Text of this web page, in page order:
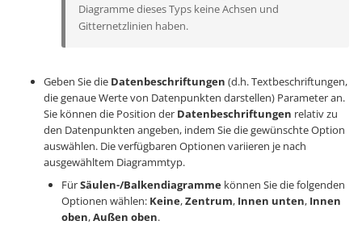
Diagramme dieses Typs keine Achsen und
Gitternetzlinien haben.
Geben Sie die Datenbeschriftungen (d.h. Textbeschriftungen,
die genaue Werte von Datenpunkten darstellen) Parameter an.
Sie können die Position der Datenbeschriftungen relativ zu
den Datenpunkten angeben, indem Sie die gewünschte Option
auswählen. Die verfügbaren Optionen variieren je nach
ausgewähltem Diagrammtyp.
FürSäulen-/Balkendiagramme können Sie die folgenden
Optionen wählen: Keine,Zentrum, Innen unten, Innen
oben,Außen oben.